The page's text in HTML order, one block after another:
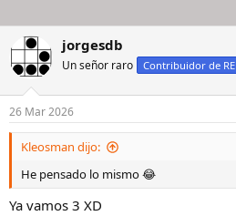
jorgesdb
Un señor raro Contribuidor de RE
26 Mar 2026
Kleosman dijo:
He pensado lo mismo 😂
Ya vamos 3 XD